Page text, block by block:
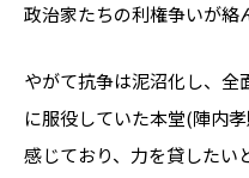
政治家たちの利権争いが絡
やがて抗争は泥沼化し、全
に服役していた本堂(陣内
感じており、力を貸したい